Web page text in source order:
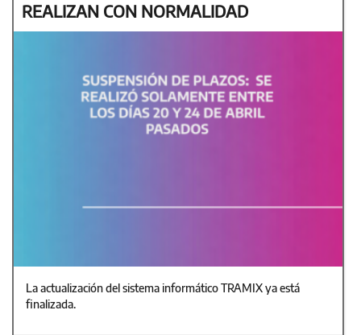
REALIZAN CON NORMALIDAD
La actualización del sistema informático TRAMIX ya está
finalizada.